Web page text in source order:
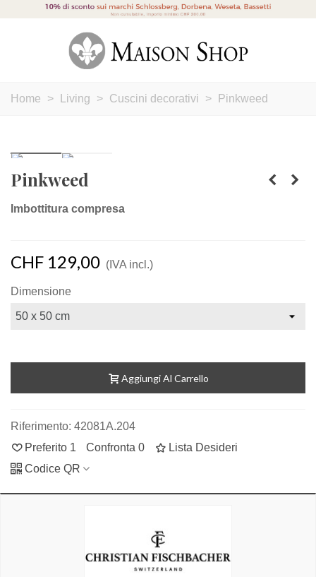
Home > Living > Cuscini decorativi > Pinkweed
Pinkweed
Imbottitura compresa
CHF 129,00 (IVA incl.)
Dimensione
Aggiungi Al Carrello
Riferimento: 42081A.204
Preferito 1 Confronta 0
Lista Desideri
Codice QR